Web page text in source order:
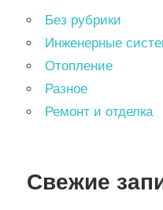
Без рубрики
Инженерные
Отопление
Разное
Ремонт и отделка
Свежие